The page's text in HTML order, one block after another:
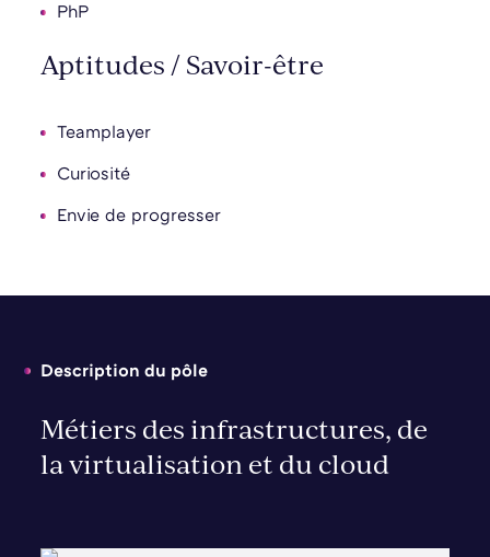
PhP
Aptitudes / Savoir-être
Teamplayer
Curiosité
Envie de progresser
Description du pôle
Métiers des infrastructures, de
la virtualisation et du cloud